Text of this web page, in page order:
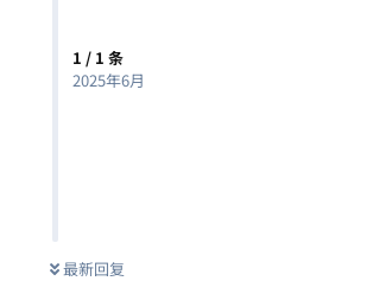
1 / 1 条
2025年6月
最新回复